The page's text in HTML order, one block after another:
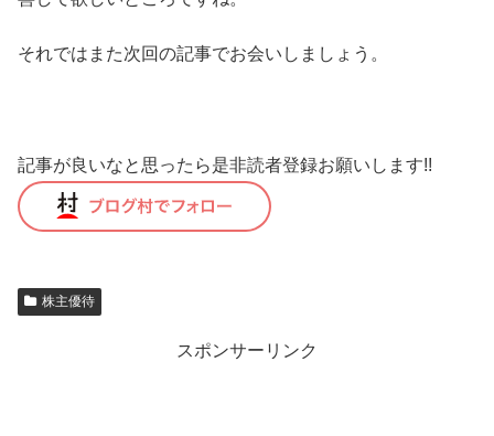
それではまた次回の記事でお会いしましょう。
記事が良いなと思ったら是非読者登録お願いします!!
株主優待
スポンサーリンク